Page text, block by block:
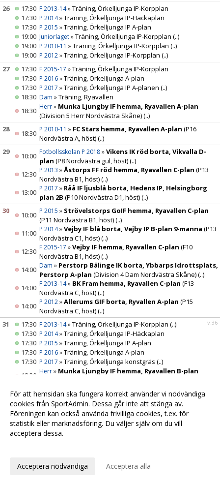
26
17:30 F 2013-14»Träning, Örkelljunga IP-Korpplan
17:30 P 2014»Träning, Örkelljunga IP-Häckaplan
17:30 P 2015 »Träning, Örkelljunga IP A-plan
19:00 Juniorlaget»Träning, Örkelljunga IP-Korpplan (..)
19:00 P 2010-11 »Träning, Örkelljunga IP-Korpplan (..)
19:00 P 2012»Träning, Örkelljunga IP-Korpplan (..)
27
17:30 F 2015-17 »Träning, Örkelljunga IP-Korpplan
17:30 P 2016»Träning, Örkelljunga A-plan
17:30 P 2017 »Träning, Örkelljunga IP A-planen (..)
18:30 Dam »Träning, Ryavallen
18:30 Herr» Munka Ljungby IF hemma, Ryavallen A-plan
(Division 5 Herr Nordvästra Skåne)(..)
28
18:30 P 2010-11 » FC Stars hemma, Ryavallen A-plan (P16
Nordvästra A, höst)(..)
29
10:00 Fotbollsskolan P 2018»Vikens IK röd borta, Vikvalla D-
plan (P8 Nordvästra gul, höst)(..)
12:30 P 2013 »Åstorps FF röd hemma, Ryavallen C-plan (P13
Nordvästra B1, höst)(..)
13:00 P 2017 » Råå IF ljusblå borta, Hedens IP, Helsingborg
plan 2B (P10 Nordvästra D1, höst)(..)
30
10:00 P 2015 » Strövelstorps GoIF hemma, Ryavallen C-plan
(P11 Nordvästra B1, höst)(..)
11:00 P 2014»Vejby IF blå borta, Vejby IP B-plan 9-manna (P13
Nordvästra C1, höst)(..)
12:30 F 2015-17 »Vejby IF hemma, Ryavallen C-plan (F10
Nordvästra B1, höst)(..)
14:00 Dam » Perstorp Bälinge IK borta, Ybbarps Idrottsplats,
Perstorp A-plan (Division 4 Dam Nordvästra Skåne)(..)
14:00 F 2013-14» BK Fram hemma, Ryavallen C-plan (F13
Nordvästra C, höst)(..)
14:00 P 2012»Allerums GIF borta, Ryvallen A-plan (P15
Nordvästra C, höst)(..)
v.36
31 17:30 F 2013-14»Träning, Örkelljunga IP-Korpplan (..)
17:30 P 2014»Träning, Örkelljunga IP-Häckaplan
17:30 P 2015 »Träning, Örkelljunga IP A-plan
17:30 P 2016»Träning, Örkelljunga A-plan
17:30 P 2017 »Träning, Örkelljunga konstgräs (..)
18:30 Herr» Munka Ljungby IF hemma, Ryavallen B-plan
19:00
Juniorlaget »
Träning, Örkelljunga IP-Korpplan
19:00P 2010-11»Träning, Örkelljunga IP-Korpplan (..)
19:00P 2012»Träning, Örkelljunga IP-Korpplan (..)
inställningar
Webbversion
För att hemsidan ska fungera korrekt använder vi nödvändiga
cookies från SportAdmin. Dessa går inte att stänga av.
Föreningen kan också använda frivilliga cookies, t.ex. för
statistik eller marknadsföring. Du väljer själv om du vill
acceptera dessa.
Acceptera nödvändiga Acceptera alla